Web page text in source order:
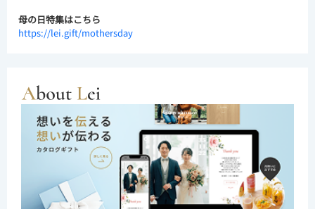
母の日特集はこちら
https://lei.gift/mothersday